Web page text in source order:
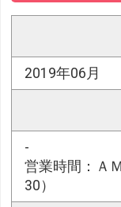
2019年06月
-
営業時間：Ａ
30）